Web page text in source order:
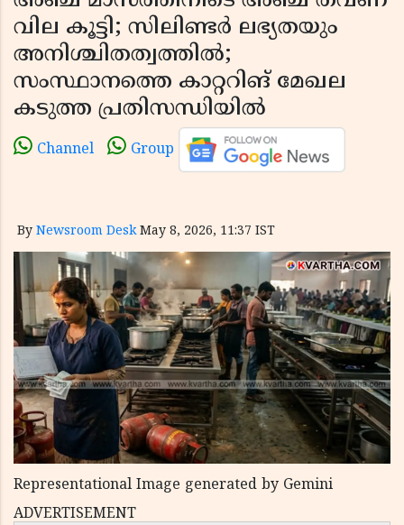
വില കൂട്ടി; സിലിണ്ടർ ലഭ്യതയും
അനിശ്ചിതത്വത്തിൽ;
സംസ്ഥാനത്തെ കാറ്ററിങ് മേഖല
കടുത്ത പ്രതിസന്ധിയിൽ
Channel Group
By Newsroom Desk May 8, 2026, 11:37 IST
Representational Image generated by Gemini
ADVERTISEMENT